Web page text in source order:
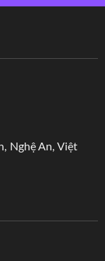
Nghệ An, Việt